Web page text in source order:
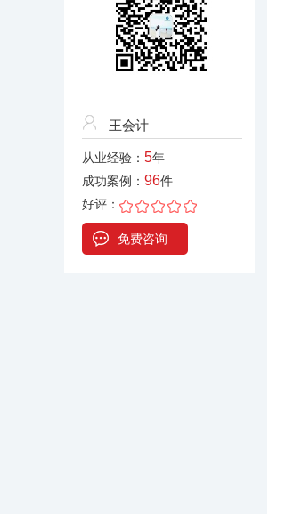
王会计
从业经验： 5年
成功案例： 96件
好评：
免费咨询